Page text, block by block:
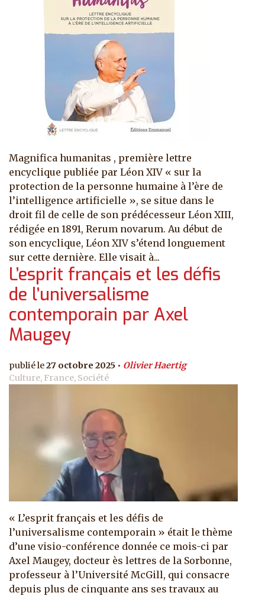
Magnifica humanitas , première lettre
encyclique publiée par Léon XIV « sur la
protection de la personne humaine à l’ère de
l’intelligence artificielle », se situe dans le
droit fil de celle de son prédécesseur Léon XIII,
rédigée en 1891, Rerum novarum. Au début de
son encyclique, Léon XIV s’étend longuement
sur cette dernière. Elle visait à...
L’esprit français et les défis
de l’universalisme
contemporain par Axel
Maugey
27 octobre 2025
Olivier Haertig
Culture, France, Société
« L’esprit français et les défis de
l’universalisme contemporain » était le thème
d’une visio-conférence donnée ce mois-ci par
Axel Maugey, docteur ès lettres de la Sorbonne,
professeur à l’Université McGill, qui consacre
depuis plus de cinquante ans ses travaux au